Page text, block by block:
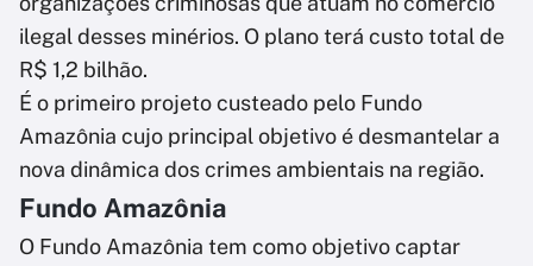
ilegal desses minérios. O plano terá custo total de
R$ 1,2 bilhão.
É o primeiro projeto custeado pelo Fundo
Amazônia cujo principal objetivo é desmantelar a
nova dinâmica dos crimes ambientais na região.
Fundo Amazônia
O Fundo Amazônia tem como objetivo captar